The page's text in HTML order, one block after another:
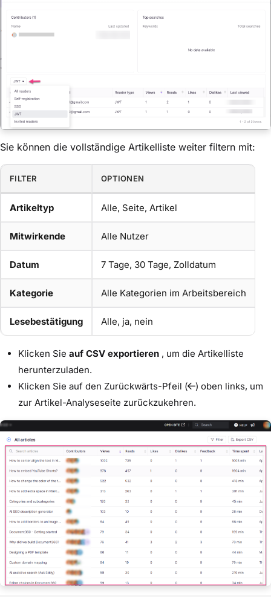
Sie können die vollständige Artikelliste weiter filtern mit:
FILTER OPTIONEN
Artikeltyp Alle, Seite, Artikel
Mitwirkende Alle Nutzer
Datum 7 Tage, 30 Tage, Zolldatum
Kategorie Alle Kategorien im Arbeitsbereich
Lesebestätigung Alle, ja, nein
Klicken Sie auf CSV exportieren , um die Artikelliste
herunterzuladen.
Klicken Sie auf den Zurückwärts-Pfeil (
) oben links, um
zur Artikel-Analyseseite zurückzukehren.